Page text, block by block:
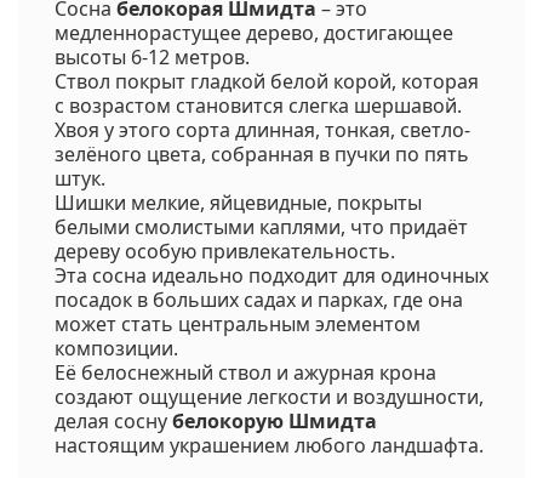
Сосна белокорая Шмидта – это
медленнорастущее дерево, достигающее
высоты 6-12 метров.
Ствол покрыт гладкой белой корой, которая
с возрастом становится слегка шершавой.
Хвоя у этого сорта длинная, тонкая, светло-
зелёного цвета, собранная в пучки по пять
штук.
Шишки мелкие, яйцевидные, покрыты
белыми смолистыми каплями, что придаёт
дереву особую привлекательность.
Эта сосна идеально подходит для одиночных
посадок в больших садах и парках, где она
может стать центральным элементом
композиции.
Её белоснежный ствол и ажурная крона
создают ощущение легкости и воздушности,
делая соснубелокорую Шмидта
настоящим украшением любого ландшафта.